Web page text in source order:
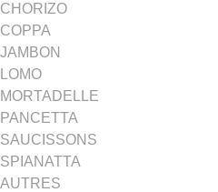
CHORIZO
COPPA
JAMBON
LOMO
MORTADELLE
PANCETTA
SAUCISSONS
SPIANATTA
AUTRES